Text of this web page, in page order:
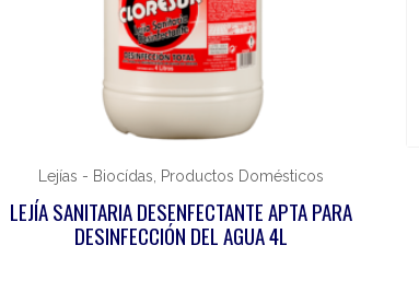
Lejías - Biocídas, Productos Domésticos
LEJÍA SANITARIA DESENFECTANTE APTA PARA
DESINFECCIÓN DEL AGUA 4L